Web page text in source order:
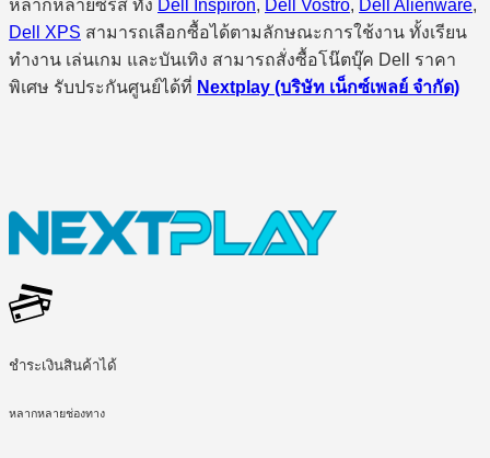
หลากหลายซีรี่ส์ ทั้ง Dell Inspiron, Dell Vostro, Dell Alienware,
Dell XPS สามารถเลือกซื้อได้ตามลักษณะการใช้งาน ทั้งเรียน
ทำงาน เล่นเกม และบันเทิง สามารถสั่งซื้อโน๊ตบุ๊ค Dell ราคา
พิเศษ รับประกันศูนย์ได้ที่ Nextplay (บริษัท เน็กซ์เพลย์ จำกัด)
ชำระเงินสินค้าได้
หลากหลายช่องทาง